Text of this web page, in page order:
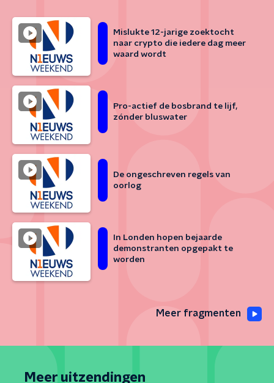
Mislukte 12-jarige zoektocht
naar crypto die iedere dag meer
waard wordt
Pro-actief de bosbrand te lijf,
zónder bluswater
De ongeschreven regels van
oorlog
In Londen hopen bejaarde
demonstranten opgepakt te
worden
Meer fragmenten
Meer uitzendingen